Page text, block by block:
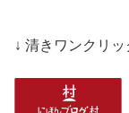
↓ 清きワンクリッ